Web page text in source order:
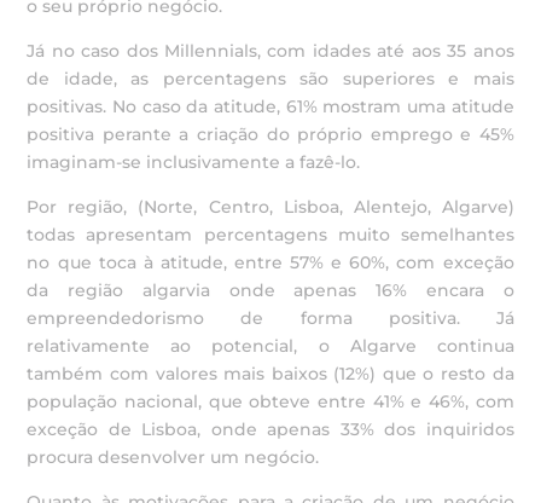
o seu próprio negócio.
Já no caso dos Millennials, com idades até aos 35 anos
de idade, as percentagens são superiores e mais
positivas. No caso da atitude, 61% mostram uma atitude
positiva perante a criação do próprio emprego e 45%
imaginam-se inclusivamente a fazê-lo.
Por região, (Norte, Centro, Lisboa, Alentejo, Algarve)
todas apresentam percentagens muito semelhantes
no que toca à atitude, entre 57% e 60%, com exceção
da região algarvia onde apenas 16% encara o
empreendedorismo de forma positiva. Já
relativamente ao potencial, o Algarve continua
também com valores mais baixos (12%) que o resto da
população nacional, que obteve entre 41% e 46%, com
exceção de Lisboa, onde apenas 33% dos inquiridos
procura desenvolver um negócio.